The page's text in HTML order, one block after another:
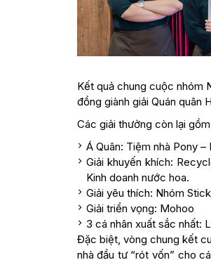
Kết quả chung cuộc nhóm
đồng giành giải Quán quân
Các giải thưởng còn lại
Á Quân: Tiệm nhà Pony
Giải khuyến khích:
Kinh doanh nước hoa.
Giải yêu thích: Nhóm
Giải triển vọng: Mohoo
3 cá nhân xuất sắc nhất:
Đặc biệt, vòng chung kết
nhà đầu tư “rót vốn” cho